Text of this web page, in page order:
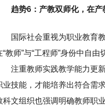
趋势6：产教双师化，在
国际社会重视为职业教育
“教师”与“工程师”身份中自
注重教师实践教学能力更
业技能，才能培养出符合需
科文组织也强调明确教师职